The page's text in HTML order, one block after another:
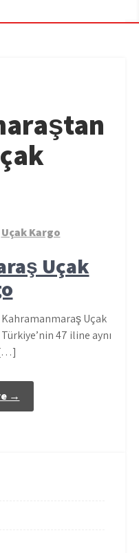
Uçak Kargo
Uçak
Uçak
47 iline aynı
→